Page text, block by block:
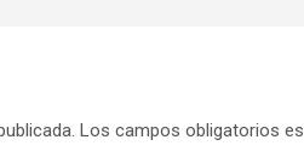
Los campos obligatorios